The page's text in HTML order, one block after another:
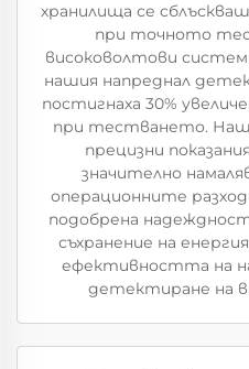
хранилища се
при точното
високоволтови
нашия напреднал
постигнаха 30%
при тестването.
прецизни
значително
операционните
подобрена
съхранение на
ефективността на
детектиране на